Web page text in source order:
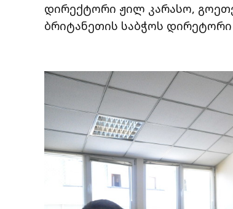
დირექტორი ჟილ კარასო,
ბრიტანეთის საბჭოს